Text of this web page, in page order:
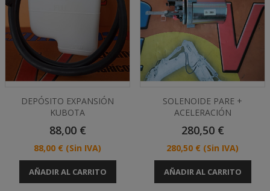
DEPÓSITO EXPANSIÓN
KUBOTA
Precio
88,00 €
Precio
88,00 € (Sin IVA)
AÑADIR AL CARRITO
SOLENOIDE PARE +
ACELERACIÓN
Precio
280,50 €
Precio
280,50 € (Sin IVA)
AÑADIR AL CARRITO